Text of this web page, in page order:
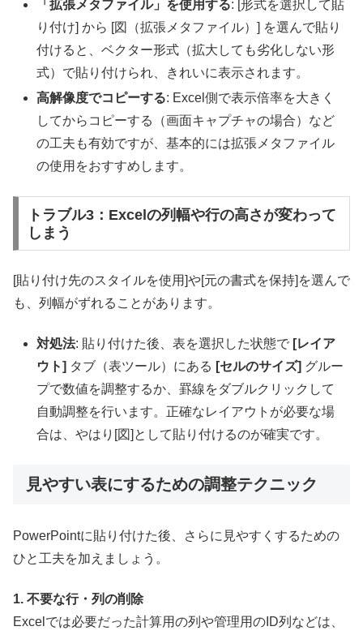
「拡張メタファイル」を使用する: [形式を選択して貼
り付け] から [図（拡張メタファイル）] を選んで貼り
付けると、ベクター形式（拡大しても劣化しない形
式）で貼り付けられ、きれいに表示されます。
高解像度でコピーする: Excel側で表示倍率を大きく
してからコピーする（画面キャプチャの場合）など
の工夫も有効ですが、基本的には拡張メタファイル
の使用をおすすめします。
トラブル3：Excelの列幅や行の高さが変わって
しまう
[貼り付け先のスタイルを使用]や[元の書式を保持]を選んで
も、列幅がずれることがあります。
対処法: 貼り付けた後、表を選択した状態で [レイア
ウト] タブ（表ツール）にある [セルのサイズ] グルー
プで数値を調整するか、罫線をダブルクリックして
自動調整を行います。正確なレイアウトが必要な場
合は、やはり[図]として貼り付けるのが確実です。
見やすい表にするための調整テクニック
PowerPointに貼り付けた後、さらに見やすくするための
ひと工夫を加えましょう。
1. 不要な行・列の削除
Excelでは必要だった計算用の列や管理用のID列などは、